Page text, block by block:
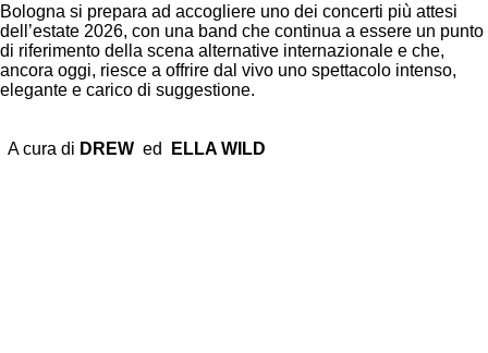
Bologna si prepara ad accogliere uno dei concerti più attesi
dell’estate 2026, con una band che continua a essere un punto
di riferimento della scena alternative internazionale e che,
ancora oggi, riesce a offrire dal vivo uno spettacolo intenso,
elegante e carico di suggestione.
A cura di DREW ed ELLA WILD